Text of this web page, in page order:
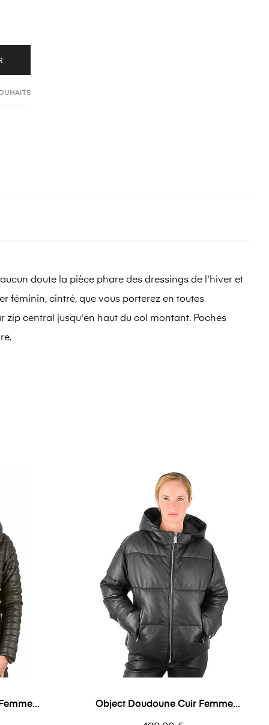
doute la pièce phare des dressings de l'hiver et
féminin, cintré, que vous porterez en toutes
zip central jusqu'en haut du col montant. Poches
Object Doudoune Cuir Femme